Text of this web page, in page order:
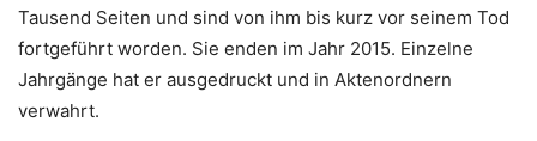
Tausend Seiten und sind von ihm bis kurz vor seinem Tod
fortgeführt worden. Sie enden im Jahr 2015. Einzelne
Jahrgänge hat er ausgedruckt und in Aktenordnern
verwahrt.